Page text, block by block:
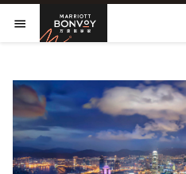
打开菜单
Marriott